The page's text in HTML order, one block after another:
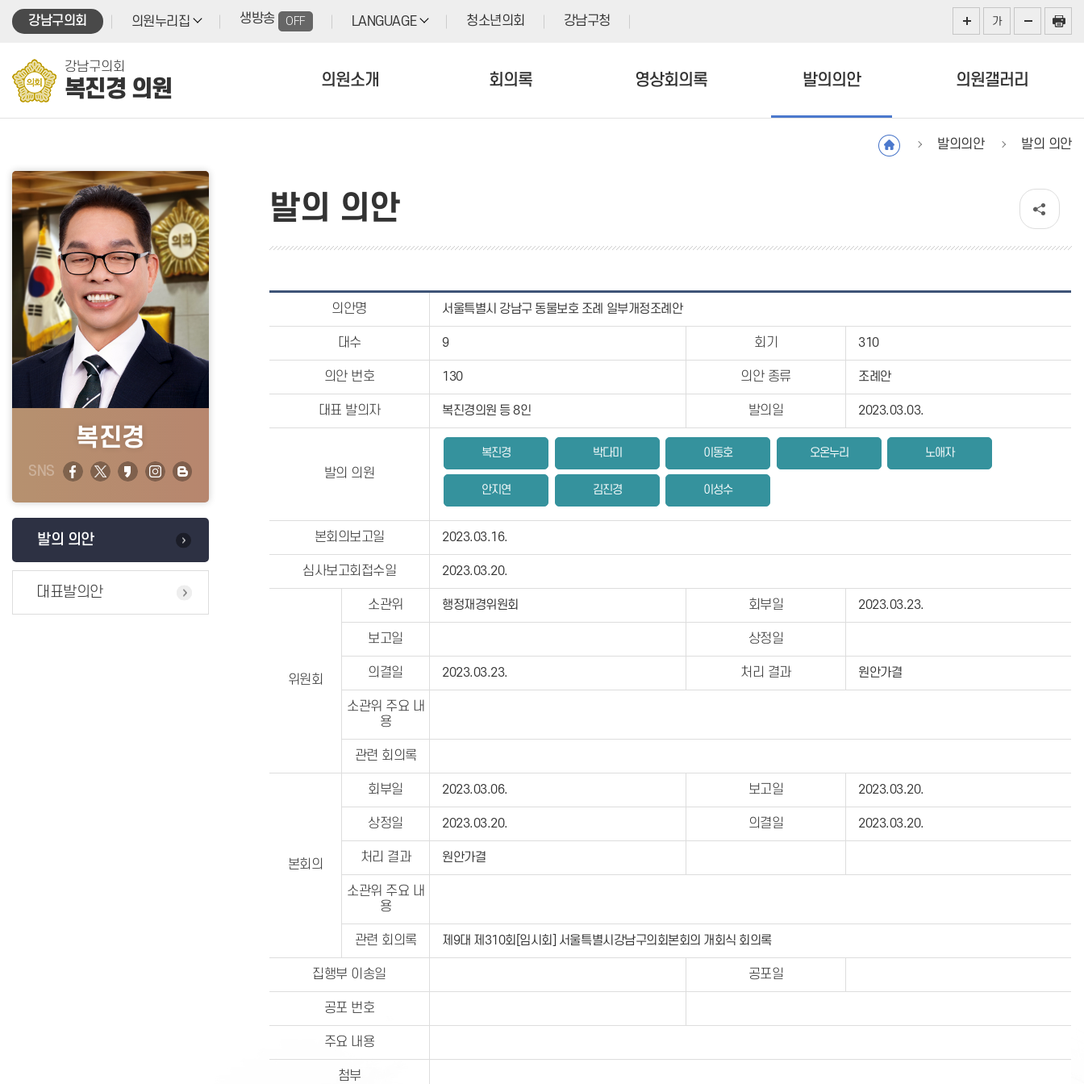
본문바로가기
강남구의회
의원누리집 생방송 OFF LANGUAGE 청소년의회 강남구청 가
강남구의회
복진경 의원 의원소개 회의록 영상회의록 발의의안 의원갤러리
발의의안 발의 의안
복진경
SNS
발의 의안
대표발의안
발의 의안
의안명 서울특별시 강남구 동물보호 조례 일부개정조례안
대수 9 회기 310
의안 번호 130 의안 종류 조례안
대표 발의자 복진경의원 등 8인 발의일 2023.03.03.
발의 의원
복진경 박다미 이동호 오온누리 노애자
안지연 김진경 이성수
본회의보고일 2023.03.16.
심사보고회접수일 2023.03.20.
위원회
소관위 행정재경위원회 회부일 2023.03.23.
보고일 상정일
의결일 2023.03.23. 처리 결과 원안가결
소관위 주요 내
용
관련 회의록
본회의
회부일 2023.03.06. 보고일 2023.03.20.
상정일 2023.03.20. 의결일 2023.03.20.
처리 결과 원안가결
소관위 주요 내
용
관련 회의록 제9대 제310회[임시회] 서울특별시강남구의회본회의 개회식 회의록
집행부 이송일 공포일
공포 번호
주요 내용
첨부